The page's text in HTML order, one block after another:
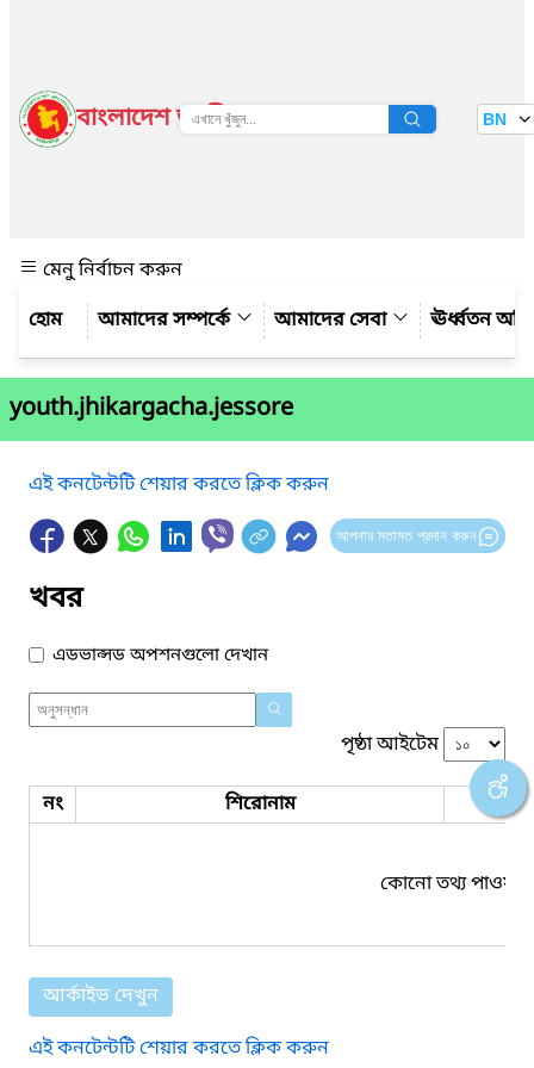
বাংলাদেশ জাতীয় তথ্য বাতায়ন BN
মেনু নির্বাচন করুন
আমাদের সম্পর্কে
আমাদের সেবা ঊর্ধ্বতন
youth.jhikargacha.jessore
এই কনটেন্টটি শেয়ার করতে ক্লিক করুন
আপনার মতামত প্রদান করুন
খবর
এডভান্সড অপশনগুলো দেখান
পৃষ্ঠা আইটেম
নং শিরোনাম ফাইল
কোনো তথ্য পাওয়া
আর্কাইভ দেখুন
এই কনটেন্টটি শেয়ার করতে ক্লিক করুন